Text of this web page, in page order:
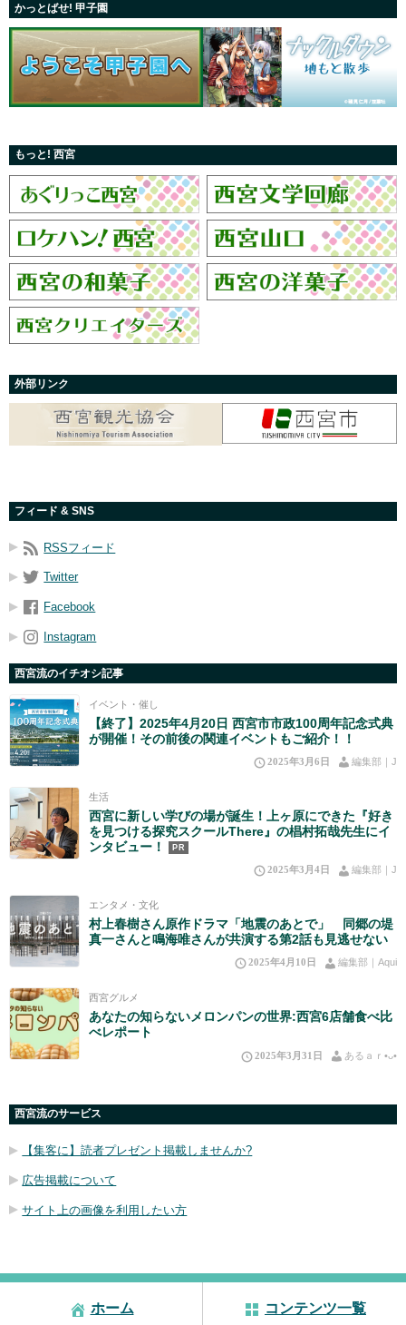
かっとばせ! 甲子園
もっと! 西宮
外部リンク
フィード & SNS
RSSフィード
Twitter
Facebook
Instagram
西宮流のイチオシ記事
イベント・催し
【終了】2025年4月20日 西宮市市政100周年記念式典
が開催！その前後の関連イベントもご紹介！！
2025年3月6日 編集部｜J
生活
西宮に新しい学びの場が誕生！上ヶ原にできた『好き
を見つける探究スクールThere』の椙村拓哉先生にイ
ンタビュー！
PR
2025年3月4日 編集部｜J
エンタメ・文化
村上春樹さん原作ドラマ「地震のあとで」 同郷の堤
真一さんと鳴海唯さんが共演する第2話も見逃せない
2025年4月10日 編集部｜Aqui
西宮グルメ
あなたの知らないメロンパンの世界:西宮6店舗食べ比
べレポート
2025年3月31日 あるａｒ•⁠ᴗ⁠•⁠
西宮流のサービス
【集客に】読者プレゼント掲載しませんか?
広告掲載について
サイト上の画像を利用したい方
ホーム コンテンツ一覧